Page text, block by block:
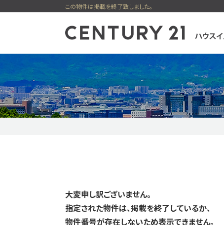
この物件は掲載を終了致しました。
大変申し訳ございません。
指定された物件は、掲載を終了しているか、
物件番号が存在しないため表示できません。